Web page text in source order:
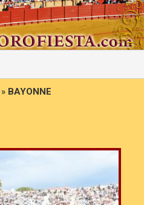
» BAYONNE